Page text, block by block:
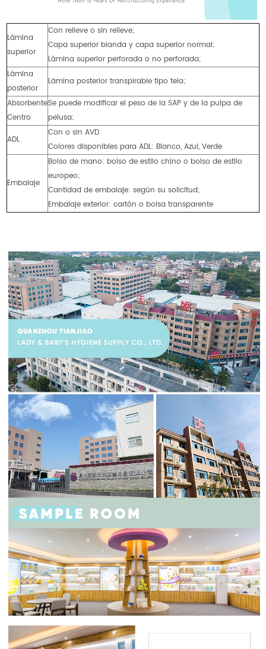
Lámina
superior
Con relieve o sin relieve;
Capa superior blanda y capa superior normal;
Lámina superior perforada o no perforada;
Lámina
posterior
Lámina posterior transpirable tipo tela;
Absorbente
Centro
Se puede modificar el peso de la SAP y de la pulpa de
pelusa;
ADL
Con o sin AVD
Colores disponibles para ADL: Blanco, Azul, Verde
Embalaje
Bolso de mano: bolso de estilo chino o bolso de estilo
europeo;
Cantidad de embalaje: según su solicitud;
Embalaje exterior: cartón o bolsa transparente